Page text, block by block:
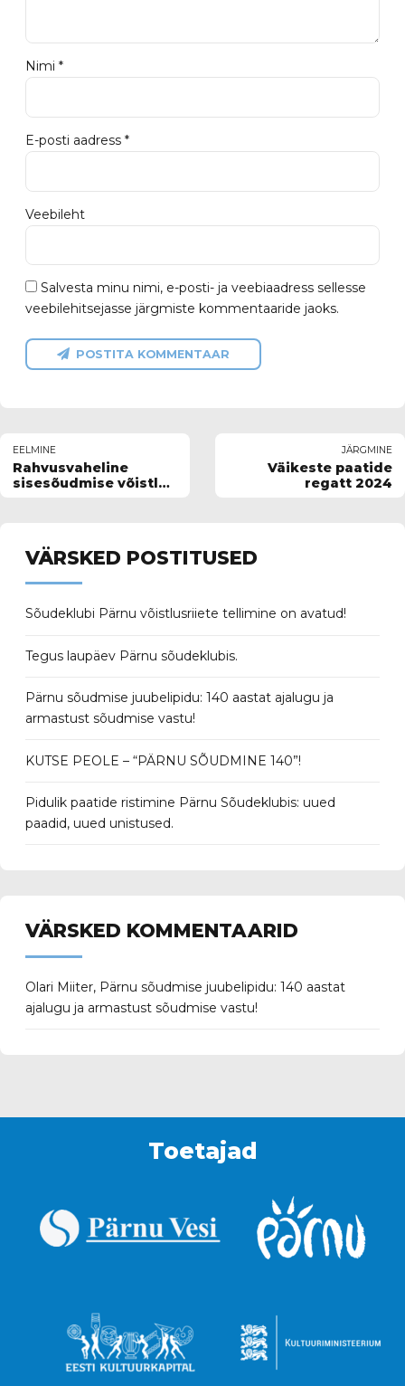
Nimi *
E-posti aadress *
Veebileht
Salvesta minu nimi, e-posti- ja veebiaadress sellesse
veebilehitsejasse järgmiste kommentaaride jaoks.
POSTITA KOMMENTAAR
EELMINE
Rahvusvaheline
sisesõudmise võistlus
JÄRGMINE
Väikeste paatide
regatt 2024
VÄRSKED POSTITUSED
Sõudeklubi Pärnu võistlusriiete tellimine on avatud!
Tegus laupäev Pärnu sõudeklubis.
Pärnu sõudmise juubelipidu: 140 aastat ajalugu ja
armastust sõudmise vastu!
KUTSE PEOLE – “PÄRNU SÕUDMINE 140”!
Pidulik paatide ristimine Pärnu Sõudeklubis: uued
paadid, uued unistused.
VÄRSKED KOMMENTAARID
Olari Miiter, Pärnu sõudmise juubelipidu: 140 aastat
ajalugu ja armastust sõudmise vastu!
Toetajad